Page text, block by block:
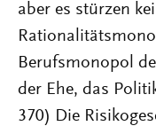
aber es stürzen
Berufsmonopol
der Ehe, das
370) Die